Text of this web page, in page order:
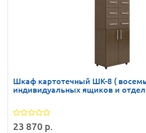
Шкаф картотечный ШК-8 (
индивидуальных ящиков и
23 870 р.